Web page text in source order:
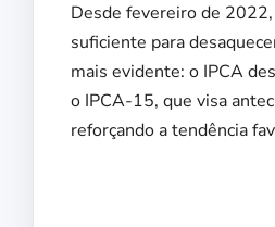
Desde fevereiro de
suficiente para
mais evidente: o IPCA
o IPCA-15, que visa
reforçando a tendência